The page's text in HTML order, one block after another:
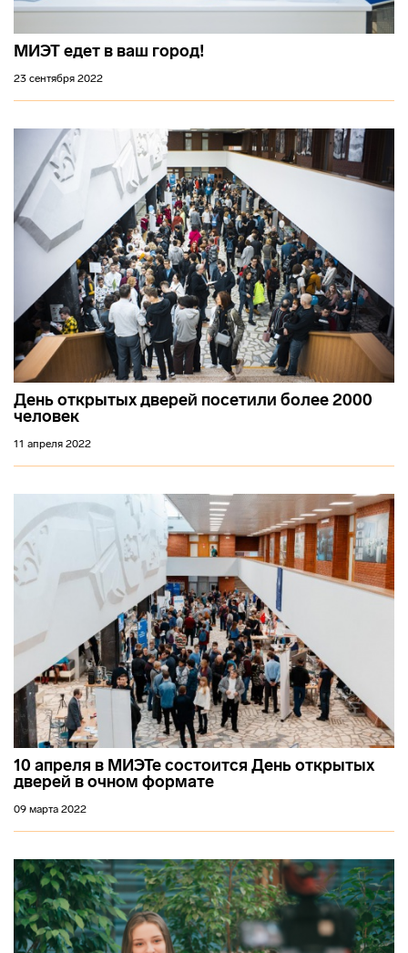
МИЭТ едет в ваш город!
23 сентября 2022
День открытых дверей посетили более 2000
человек
11 апреля 2022
10 апреля в МИЭТе состоится День открытых
дверей в очном формате
09 марта 2022